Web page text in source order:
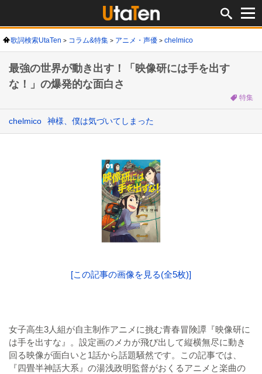
歌詞検索UtaTen コラム&特集 アニメ・声優 chelmico
最強の世界が動き出す！「映像研には手を出す
な！」の爆発的な面白さ
特集
chelmico 神様、僕は気づいてしまった
[この記事の画像を見る(全5枚)]
女子高生3人組が自主制作アニメに挑む青春冒険譚『映像研に
は手を出すな』。設定画のメカが飛び出して縦横無尽に動き
回る映像が面白いと1話から話題騒然です。この記事では、
『四畳半神話大系』の湯浅政明監督がおくるアニメと楽曲の